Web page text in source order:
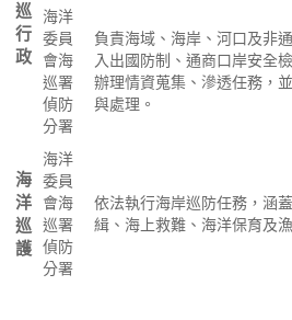
巡
行
政
海洋
委員
會海
巡署
偵防
分署
負責海域、海岸、河口及非
入出國防制、通商口岸安全
辦理情資蒐集、滲透任務，
與處理。
海
洋
巡
護
海洋
委員
會海
巡署
偵防
分署
依法執行海岸巡防任務，涵
緝、海上救難、海洋保育及